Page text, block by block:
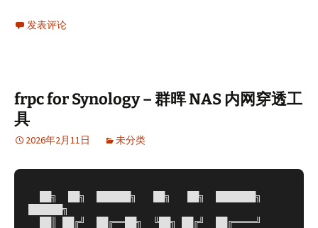
发表评论
frpc for Synology – 群晖 NAS 内网穿透工
具
2026年2月11日 未分类
██████╗